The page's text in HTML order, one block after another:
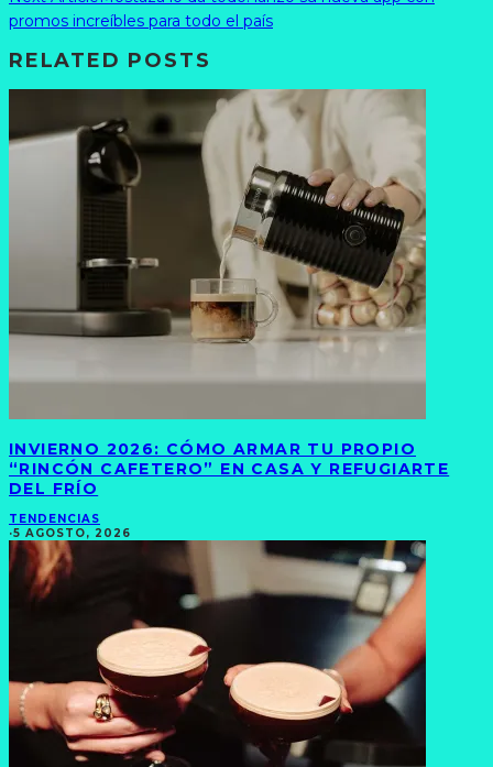
promos increíbles para todo el país
RELATED POSTS
INVIERNO 2026: CÓMO ARMAR TU PROPIO
“RINCÓN CAFETERO” EN CASA Y REFUGIARTE
DEL FRÍO
TENDENCIAS
·5 AGOSTO, 2026